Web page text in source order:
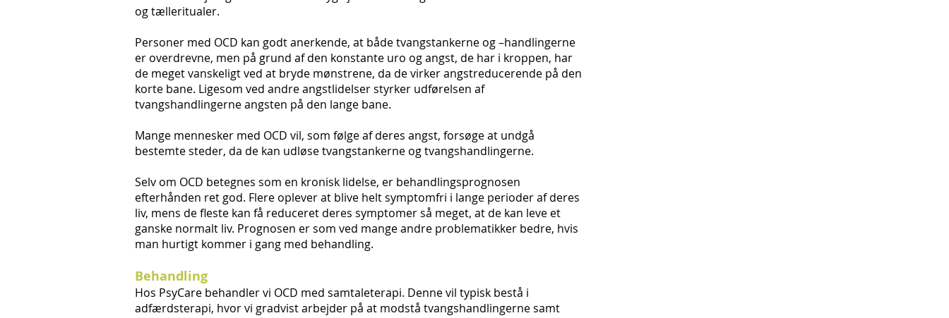
og tælleritualer.
Personer med OCD kan godt anerkende, at både tvangstankerne og –handlingerne
er overdrevne, men på grund af den konstante uro og angst, de har i kroppen, har
de meget vanskeligt ved at bryde mønstrene, da de virker angstreducerende på den
korte bane. Ligesom ved andre angstlidelser styrker udførelsen af
tvangshandlingerne angsten på den lange bane.
Mange mennesker med OCD vil, som følge af deres angst, forsøge at undgå
bestemte steder, da de kan udløse tvangstankerne og tvangshandlingerne.
Selv om OCD betegnes som en kronisk lidelse, er behandlingsprognosen
efterhånden ret god. Flere oplever at blive helt symptomfri i lange perioder af deres
liv, mens de fleste kan få reduceret deres symptomer så meget, at de kan leve et
ganske normalt liv. Prognosen er som ved mange andre problematikker bedre, hvis
man hurtigt kommer i gang med behandling.
Behandling
Hos PsyCare behandler vi OCD med samtaleterapi. Denne vil typisk bestå i
adfærdsterapi, hvor vi gradvist arbejder på at modstå tvangshandlingerne samt